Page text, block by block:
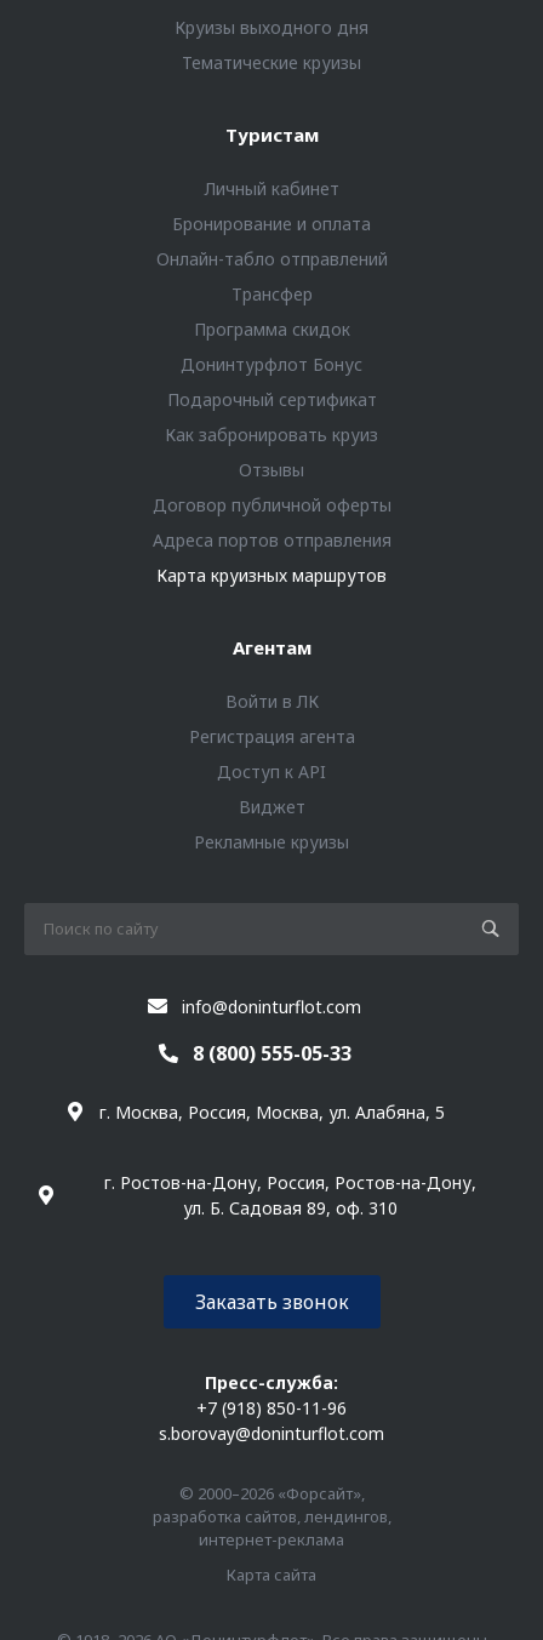
Круизы выходного дня
Тематические круизы
Туристам
Личный кабинет
Бронирование и оплата
Онлайн-табло отправлений
Трансфер
Программа скидок
Донинтурфлот Бонус
Подарочный сертификат
Как забронировать круиз
Отзывы
Договор публичной оферты
Адреса портов отправления
Карта круизных маршрутов
Агентам
Войти в ЛК
Регистрация агента
Доступ к API
Виджет
Рекламные круизы
info@doninturflot.com
8 (800) 555-05-33
г. Москва, Россия, Москва, ул. Алабяна, 5
г. Ростов-на-Дону, Россия, Ростов-на-Дону,
ул. Б. Садовая 89, оф. 310
Заказать звонок
Пресс-служба:
+7 (918) 850-11-96
s.borovay@doninturflot.com
© 2000–2026 «Форсайт»,
разработка сайтов, лендингов,
интернет-реклама
Карта сайта